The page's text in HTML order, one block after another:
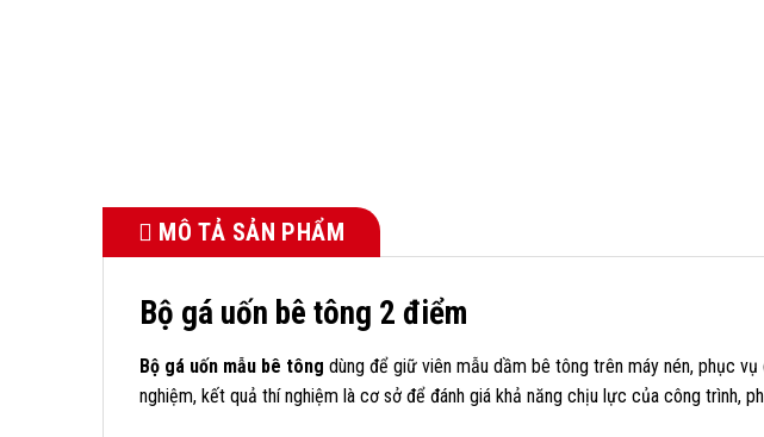
MÔ TẢ SẢN PHẨM
Bộ gá uốn bê tông 2 điểm
Bộ gá uốn mẫu bê tông dùng để giữ viên mẫu dầm bê tông trên máy nén, phục
nghiệm, kết quả thí nghiệm là cơ sở để đánh giá khả năng chịu lực của công trình,